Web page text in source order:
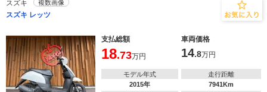
スズキ 複数画像
スズキ レッツ
支払総額 車両価格
18.73万円 14.8万円
モデル年式
2015年
走行距離
7941Km